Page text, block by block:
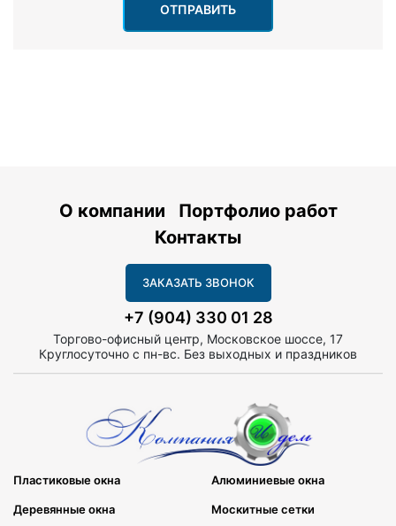
ОТПРАВИТЬ
О компании
Портфолио работ
Контакты
ЗАКАЗАТЬ ЗВОНОК
+7 (904) 330 01 28
Торгово-офисный центр, Московское шоссе, 17
Круглосуточно с пн-вс. Без выходных и праздников
Пластиковые окна Алюминиевые окна
Деревянные окна Москитные сетки